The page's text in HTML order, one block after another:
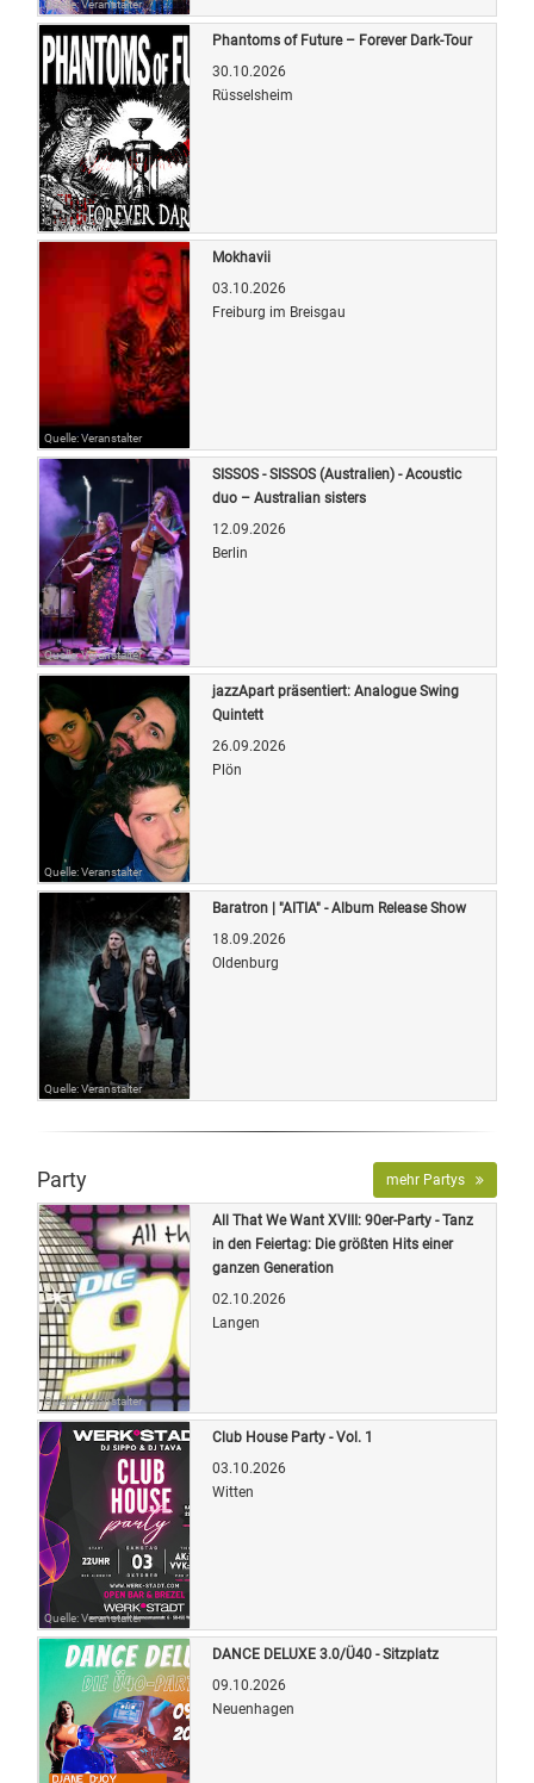
Quelle: Veranstalter
Quelle: Veranstalter
Phantoms of Future – Forever Dark-Tour
30.10.2026
Rüsselsheim
Quelle: Veranstalter
Mokhavii
03.10.2026
Freiburg im Breisgau
Quelle: Veranstalter
SISSOS - SISSOS (Australien) - Acoustic
duo – Australian sisters
12.09.2026
Berlin
Quelle: Veranstalter
jazzApart präsentiert: Analogue Swing
Quintett
26.09.2026
Plön
Quelle: Veranstalter
Baratron | "AITIA" - Album Release Show
18.09.2026
Oldenburg
Party mehr Partys
Quelle: Veranstalter
All That We Want XVIII: 90er-Party - Tanz
in den Feiertag: Die größten Hits einer
ganzen Generation
02.10.2026
Langen
Quelle: Veranstalter
Club House Party - Vol. 1
03.10.2026
Witten
DANCE DELUXE 3.0/Ü40 - Sitzplatz
09.10.2026
Neuenhagen